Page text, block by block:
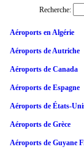
Recherche:
Aéroports en Algérie
Aéroports de Autriche
Aéroports de Canada
Aéroports de Espagne
Aéroports de États-
Aéroports de Grèce
Aéroports de Guyane